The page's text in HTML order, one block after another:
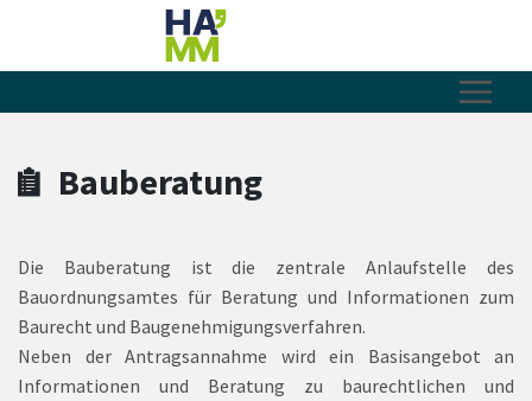
Zum Header
Zum Hauptinhalt
Zum Footer
Zum Hauptinhalt springen
Bauberatung
Die Bauberatung ist die zentrale Anlaufstelle des
Bauordnungsamtes für Beratung und Informationen zum
Baurecht und Baugenehmigungsverfahren.
Neben der Antragsannahme wird ein Basisangebot an
Informationen und Beratung zu baurechtlichen und